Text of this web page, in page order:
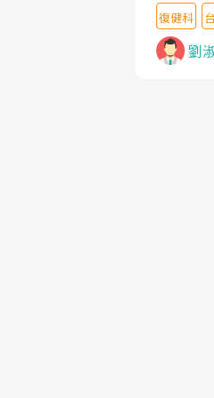
教授,做
針灸及
啡類止
痛起來,
復健科
劉